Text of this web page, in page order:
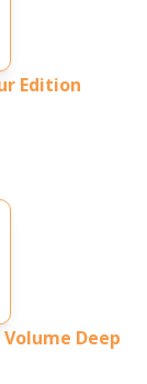
Edition
Deep